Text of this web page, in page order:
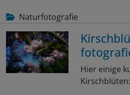
Naturfotografie
Hier einige
Kirschblüten: